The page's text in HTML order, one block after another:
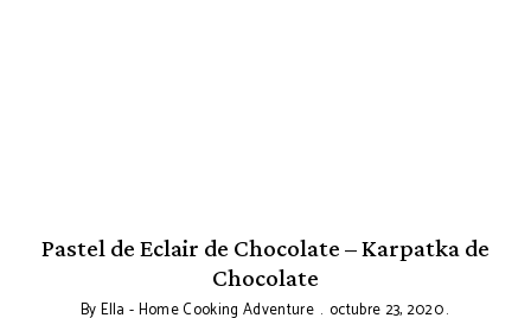
Pastel de Eclair de Chocolate – Karpatka de
Chocolate
ByElla - Home Cooking Adventure octubre 23, 2020